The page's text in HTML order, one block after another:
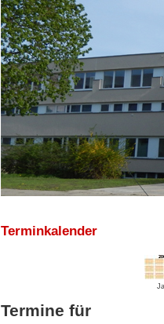
Terminkalender
Termine für